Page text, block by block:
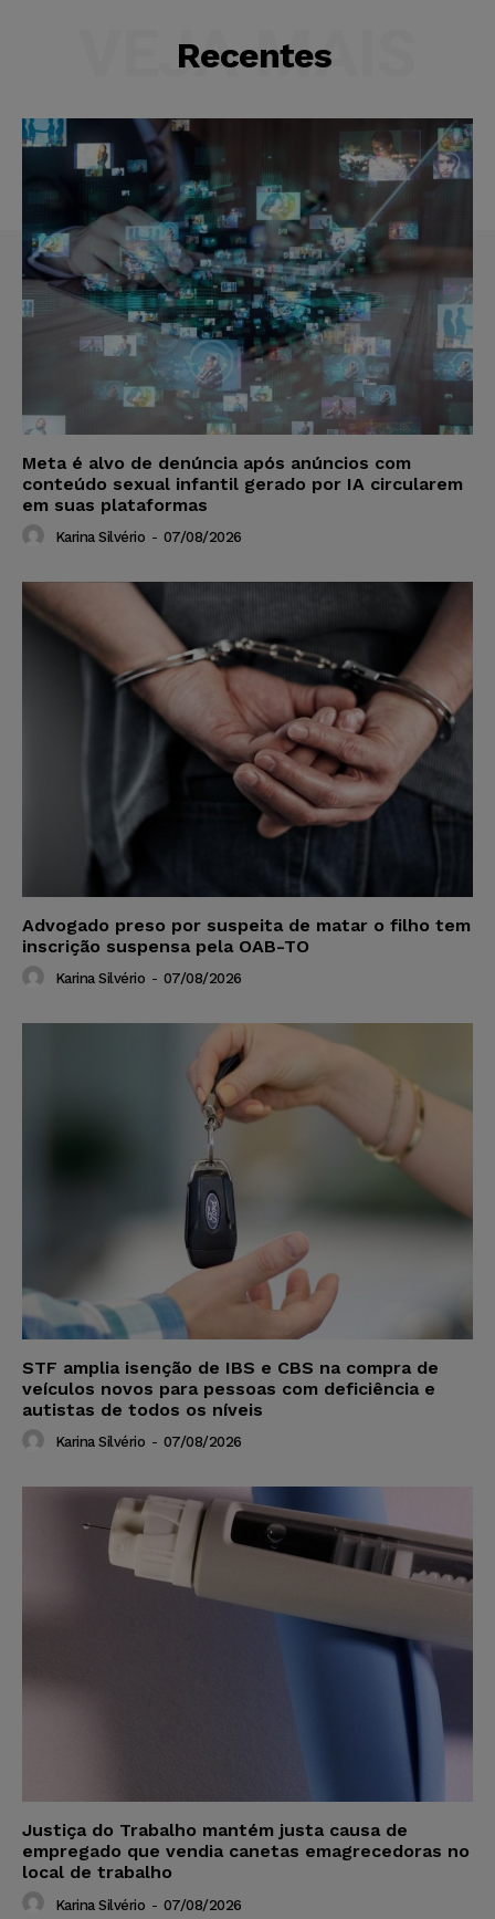
Recentes
VEJA MAIS
Meta é alvo de denúncia após anúncios com
conteúdo sexual infantil gerado por IA circularem
em suas plataformas
Karina Silvério - 07/08/2026
Advogado preso por suspeita de matar o filho tem
inscrição suspensa pela OAB-TO
Karina Silvério - 07/08/2026
STF amplia isenção de IBS e CBS na compra de
veículos novos para pessoas com deficiência e
autistas de todos os níveis
Karina Silvério - 07/08/2026
Justiça do Trabalho mantém justa causa de
empregado que vendia canetas emagrecedoras no
local de trabalho
Karina Silvério - 07/08/2026